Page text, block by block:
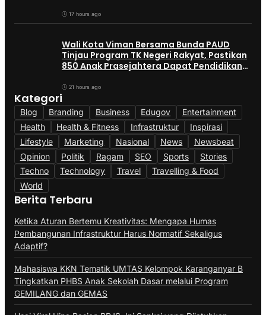
17 hours ago
Wali Kota Viman Bersama Bunda PAUD
Tinjau Program TK Negeri Rakyat, Pastikan
850 Anak Prasejahtera Dapat Pendidikan
21 hours ago
Kategori
Blog Branding Business Edugov
Entertainment
Health
Health & Fitness Infrastruktur
Inspirasi
Lifestyle
Marketing Nasional News
Newsbeat
Opinion
Politik Ragam SEO Sports
Stories
Techno
Technology Travel
Travelling & Food
World
Berita Terbaru
Ketika Aturan Bertemu Kreativitas: Mengapa Humas
Pembangunan Infrastruktur Harus Normatif Sekaligus
Adaptif?
Mahasiswa KKN Tematik UMTAS Kelompok Karanganyar B
Tingkatkan PHBS Anak Sekolah Dasar melalui Program
GEMILANG dan GEMAS